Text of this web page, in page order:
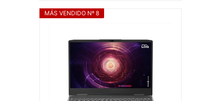
MÁS VENDIDO Nº 8